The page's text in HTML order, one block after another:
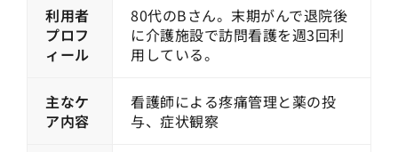
利用者
プロフ
ィール
80代のBさん。末期がんで退院後
に介護施設で訪問看護を週3回利
用している。
主なケ
ア内容
看護師による疼痛管理と薬の投
与、症状観察